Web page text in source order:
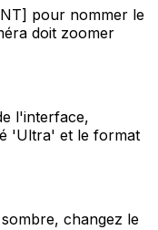
pour nommer le
doit zoomer
l'interface,
'Ultra' et le format
changez le